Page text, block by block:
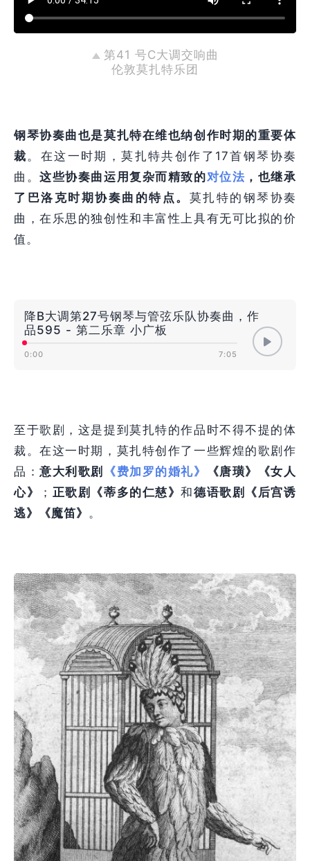
第41 号C大调交响曲
伦敦莫扎特乐团
钢琴协奏曲也是莫扎特在维也纳创作时期的重要体
裁 。在这一时期，莫扎特共创作了17首钢琴协奏
曲。这些协奏曲运用复杂而精致的对位法 ，也继承
了巴洛克时期协奏曲的特点。 莫扎特的钢琴协奏
曲，在乐思的独创性和丰富性上具有无可比拟的价
值。
降B大调第27号钢琴与管弦乐队协奏曲，作
品595 - 第二乐章 小广板
0:00 7:05
至于歌剧，这是提到莫扎特的作品时不得不提的体
裁。在这一时期，莫扎特创作了一些辉煌的歌剧作
品：意大利歌剧 《费加罗的婚礼》 《唐璜》
《女人
心》
； 正歌剧《蒂多的仁慈》和德语歌剧《后宫诱
逃》
《魔笛》 。